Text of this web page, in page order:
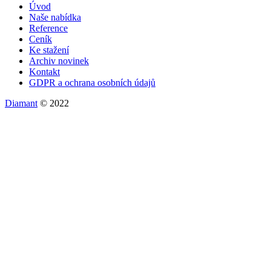
Úvod
Naše nabídka
Reference
Ceník
Ke stažení
Archiv novinek
Kontakt
GDPR a ochrana osobních údajů
Diamant © 2022